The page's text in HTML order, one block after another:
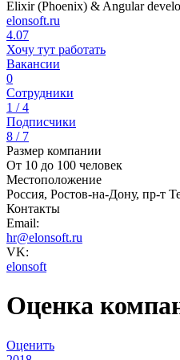
Elixir (Phoenix) & Angular
elonsoft.ru
4.07
Хочу тут работать
Вакансии
0
Сотрудники
1 / 4
Подписчики
8 / 7
Размер компании
От 10 до 100 человек
Местоположение
Россия, Ростов-на-Дону, пр-т
Контакты
Email:
hr@elonsoft.ru
VK:
elonsoft
Оценка
Оценить